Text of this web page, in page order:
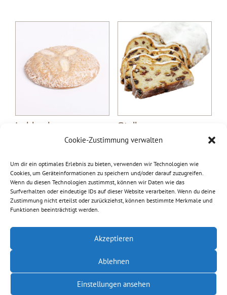
Cookie-Zustimmung verwalten
Um dir ein optimales Erlebnis zu bieten, verwenden wir Technologien wie
Cookies, um Geräteinformationen zu speichern und/oder darauf zuzugreifen.
Wenn du diesen Technologien zustimmst, können wir Daten wie das
Surfverhalten oder eindeutige IDs auf dieser Website verarbeiten. Wenn du deine
Zustimmung nicht erteilst oder zurückziehst, können bestimmte Merkmale und
Funktionen beeinträchtigt werden.
Akzeptieren
Ablehnen
Einstellungen ansehen
Lebkuchen
Zuckerglasur
inkl. 7 % MwSt.
zzgl.Versandkosten
Stollen
21,00
zzgl.Versandkosten
Datenschutz
Impressum